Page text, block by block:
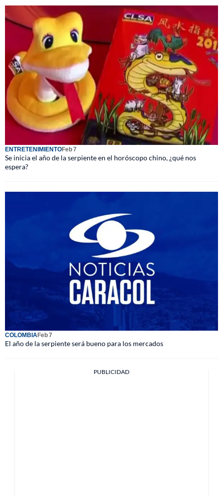
ENTRETENIMIENTOFeb 7
Se inicia el año de la serpiente en el horóscopo chino, ¿qué nos
espera?
COLOMBIAFeb 7
El año de la serpiente será bueno para los mercados
PUBLICIDAD